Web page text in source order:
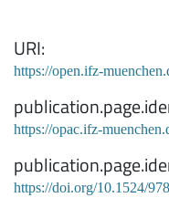
URI
https://open.ifz-
https://opac.ifz-
https://doi.org/10.1524/